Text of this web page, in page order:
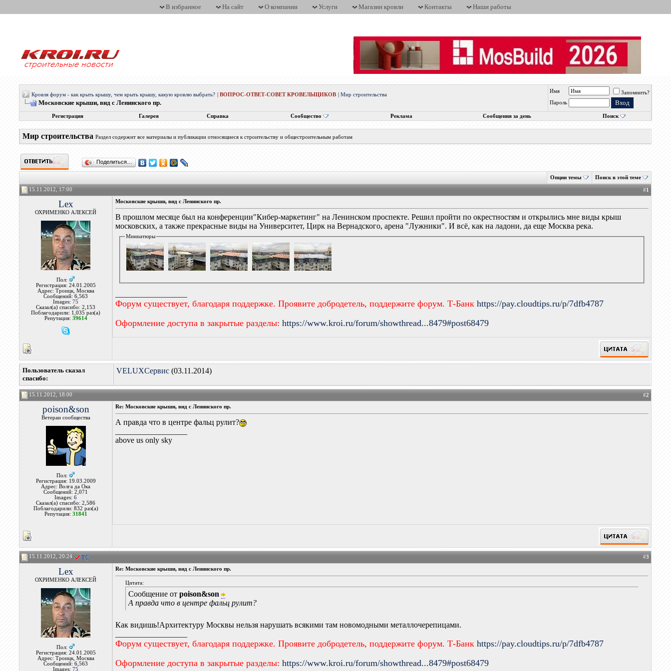
В избранное На сайт О компании Услуги Магазин кровли Контакты Наши работы
Кровля форум - как крыть крышу, чем крыть крышу, какую кровлю выбрать? |ВОПРОС-ОТВЕТ-СОВЕТ КРОВЕЛЬЩИКОВ |Мир строительства
Московские крыши, вид с Ленинского пр.
Имя
Запомнить?
Пароль
Регистрация Галерея Справка Сообщество Реклама Сообщения за день Поиск
Мир строительства Раздел содержит все материалы и публикации относящиеся к строительству и общестроительным работам
Поделиться…
Опции темы Поиск в этой теме
15.11.2012, 17:00 #1
Lex
ОХРИМЕНКО АЛЕКСЕЙ
Пол:
Регистрация: 24.01.2005
Адрес: Троицк, Москва
Сообщений: 6,563
Images:75
Сказал(а) спасибо: 2,153
Поблагодарили: 1,035 раз(а)
Репутация: 39614
Московские крыши, вид с Ленинского пр.
В прошлом месяце был на конференции"Кибер-маркетинг" на Ленинском проспекте. Решил пройти по окрестностям и открылись мне виды крыш
московских, а также прекрасные виды на Университет, Цирк на Вернадского, арена "Лужники". И всё, как на ладони, да еще Москва река.
Миниатюры
Форум существует, благодаря поддержке. Проявите добродетель, поддержите форум. Т-Банкhttps://pay.cloudtips.ru/p/7dfb4787
Оформление доступа в закрытые разделы:https://www.kroi.ru/forum/showthread...8479#post68479
Пользователь сказал
cпасибо:
VELUXСервис (03.11.2014)
15.11.2012, 18:00 #2
poison&son
Ветеран сообщества
Пол:
Регистрация: 19.03.2009
Адрес: Волга да Ока
Сообщений: 2,071
Images:6
Сказал(а) спасибо: 2,586
Поблагодарили: 832 раз(а)
Репутация: 31841
Re: Московские крыши, вид с Ленинского пр.
А правда что в центре фальц рулит?
above us only sky
15.11.2012, 20:24 #3
Lex
ОХРИМЕНКО АЛЕКСЕЙ
Пол:
Регистрация: 24.01.2005
Адрес: Троицк, Москва
Сообщений: 6,563
Images:75
Re: Московские крыши, вид с Ленинского пр.
Цитата:
Сообщение отpoison&son
А правда что в центре фальц рулит?
Как видишь!Архитектуру Москвы нельзя нарушать всякими там новомодными металлочерепицами.
Форум существует, благодаря поддержке. Проявите добродетель, поддержите форум. Т-Банкhttps://pay.cloudtips.ru/p/7dfb4787
Оформление доступа в закрытые разделы:https://www.kroi.ru/forum/showthread...8479#post68479